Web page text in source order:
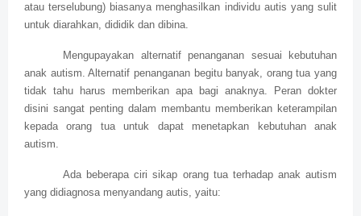
atau terselubung) biasanya menghasilkan individu autis yang sulit
untuk diarahkan, dididik dan dibina.
Mengupayakan alternatif penanganan sesuai kebutuhan
anak autism. Alternatif penanganan begitu banyak, orang tua yang
tidak tahu harus memberikan apa bagi anaknya. Peran dokter
disini sangat penting dalam membantu memberikan keterampilan
kepada orang tua untuk dapat menetapkan kebutuhan anak
autism.
Ada beberapa ciri sikap orang tua terhadap anak autism
yang didiagnosa menyandang autis, yaitu: